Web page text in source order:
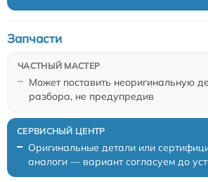
Может поставить неоригинальную
разбора, не предупредив
Запчасти
Оригинальные детали или
аналоги — вариант согласуем до